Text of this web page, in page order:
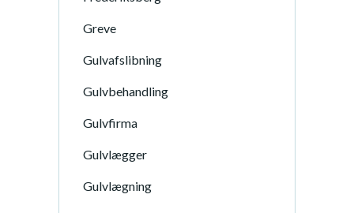
Greve
Gulvafslibning
Gulvbehandling
Gulvfirma
Gulvlægger
Gulvlægning